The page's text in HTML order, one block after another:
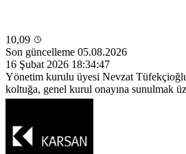
10,09
Son güncelleme 05.08.2026
16 Şubat 2026 18:34:47
Yönetim kurulu üyesi Nevzat
koltuğa, genel kurul onayına sunulmak